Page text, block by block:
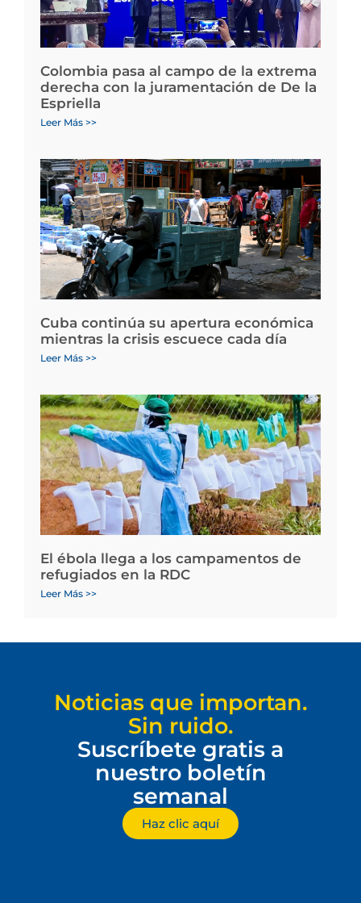
Colombia pasa al campo de la extrema
derecha con la juramentación de De la
Espriella
Leer Más >>
Cuba continúa su apertura económica
mientras la crisis escuece cada día
Leer Más >>
El ébola llega a los campamentos de
refugiados en la RDC
Leer Más >>
Noticias que importan.
Sin ruido.
Suscríbete gratis a
nuestro boletín
semanal
Haz clic aquí